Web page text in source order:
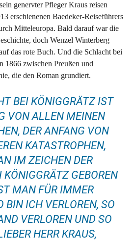
genervter Pfleger Kraus reisen
erschienenen Baedeker-Reiseführers
Mitteleuropa. Bald darauf war die
doch Wenzel Winterberg
das rote Buch. Und die Schlacht bei
1866 zwischen Preußen und
die den Roman grundiert.
BEI KÖNIGGRÄTZ IST
VON ALLEN MEINEN
DER ANFANG VON
KATASTROPHEN,
IM ZEICHEN DER
GEBOREN
MAN FÜR IMMER
BIN ICH VERLOREN, SO
VERLOREN UND SO
HERR KRAUS,